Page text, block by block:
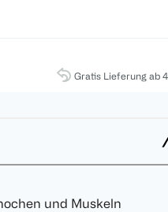
Gratis Lieferung ab
und Muskeln